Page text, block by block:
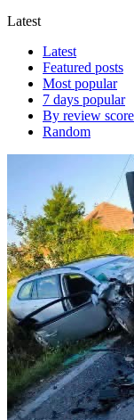
Latest
Latest
Featured posts
Most popular
7 days popular
By review score
Random